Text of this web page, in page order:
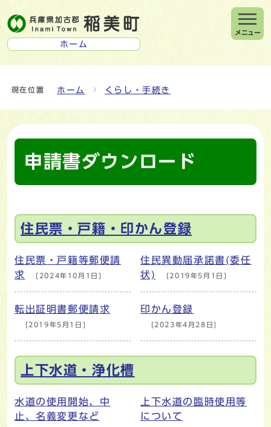
ホーム
メニュー
現在位置 ホーム くらし・手続き
申請書ダウンロード
メインメニュー
住民票・戸籍・印かん登録
住民票・戸籍等郵便請
求
[2024年10月1日]
住民異動届承諾書(委任
状)
[2019年5月1日]
転出証明書郵便請求
[2019年5月1日]
印かん登録
[2023年4月28日]
上下水道・浄化槽
水道の使用開始、中
止、名義変更など
上下水道の臨時使用等
について